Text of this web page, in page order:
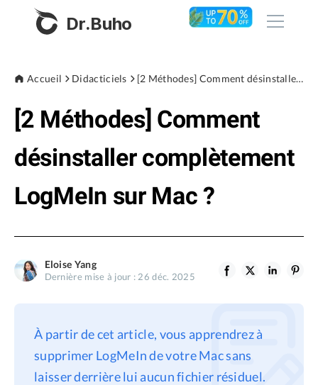
Dr.Buho
Produits
BuhoCleaner
BuhoRepair
BuhoLaunchpad
Boutique
Blog
Confidentialité
Conditions générales
Accueil Didacticiels [2 Méthodes] Comment désinstaller complètement LogMeIn sur Mac ?
[2 Méthodes] Comment
désinstaller complètement
LogMeIn sur Mac ?
Eloise Yang
Dernière mise à jour : 26 déc. 2025
À partir de cet article, vous apprendrez à
supprimer LogMeIn de votre Mac sans
laisser derrière lui aucun fichier résiduel.